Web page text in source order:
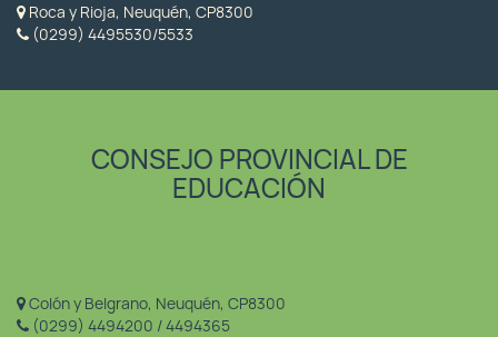
Roca y Rioja, Neuquén, CP8300
(0299) 4495530/5533
CONSEJO PROVINCIAL DE
EDUCACIÓN
Colón y Belgrano, Neuquén, CP8300
(0299) 4494200 / 4494365